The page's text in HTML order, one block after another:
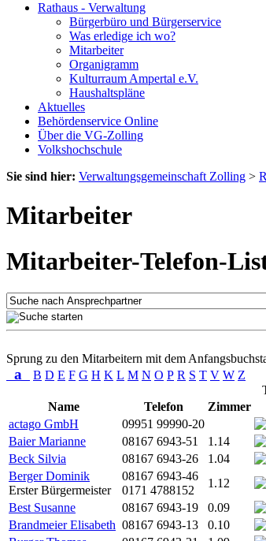
Rathaus - Verwaltung
Bürgerbüro und Bürgerservice
Was erledige ich wo?
Mitarbeiter
Organigramm
Kulturraum Ampertal e.V.
Haushaltspläne
Aktuelles
Behördenservice Online
Über die VG-Zolling
Volkshochschule
Sie sind hier: Verwaltungsgemeinschaft Zolling >
Mitarbeiter
Mitarbeiter-Telefon-
Sprung zu den Mitarbeitern mit dem
a B D E F G H K L M N O P R S T V W Z
Name
Telefon Zimmer
actago GmbH
09951 99990-20
Baier Marianne
08167 6943-51 1.14
Beck Silvia
08167 6943-26 1.04
Berger Dominik
Erster Bürgermeister
08167 6943-46
0171 4788152
1.12
Best Susanne
08167 6943-19 0.09
Brandmeier Elisabeth 08167 6943-13 0.10